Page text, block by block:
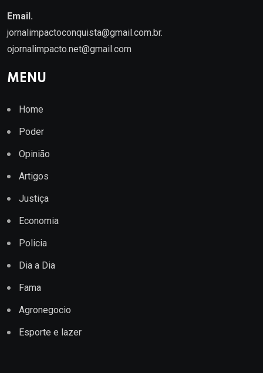
Email.
jornalimpactoconquista@gmail.com.br.
ojornalimpacto.net@gmail.com
MENU
Home
Poder
Opinião
Artigos
Justiça
Economia
Policia
Dia a Dia
Fama
Agronegocio
Esporte e lazer